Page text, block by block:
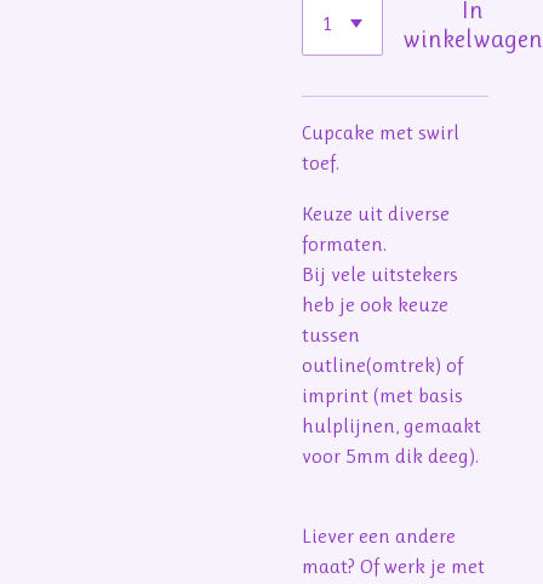
In
winkelwagen
Cupcake met swirl
toef.
Keuze uit diverse
formaten.
Bij vele uitstekers
heb je ook keuze
tussen
outline(omtrek) of
imprint (met basis
hulplijnen, gemaakt
voor 5mm dik deeg).
Liever een andere
maat? Of werk je met